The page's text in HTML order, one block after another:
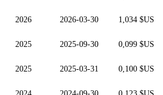
2026 2026-03-30 1,034 $US
2025 2025-09-30 0,099 $US
2025 2025-03-31 0,100 $US